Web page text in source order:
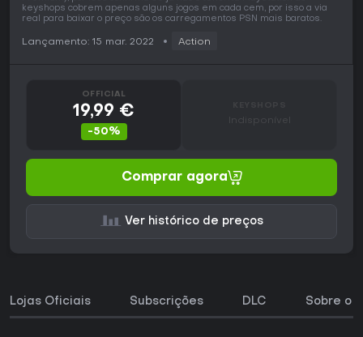
keyshops cobrem apenas alguns jogos em cada cem, por isso a via
real para baixar o preço são os carregamentos PSN mais baratos.
Lançamento: 15 mar. 2022 Action
OFFICIAL
19,99 €
-50%
Indisponível
Comprar agora
Ver histórico de preços
Lojas Oficiais Subscrições DLC Sobre o